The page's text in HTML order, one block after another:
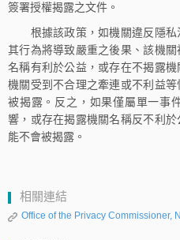
簽署授權揭露之文件。
根據該政策，如機關違反隱私
其行為將導致嚴重之後果、該機
名稱有利於公益，或存在不揭露
機關受到不合理之牽連或不利益
被揭露。反之，如果僅屬單一事
響，或存在揭露機關名稱反不利
能不會被揭露。
相關連結
Office of the Privacy Commissioner,